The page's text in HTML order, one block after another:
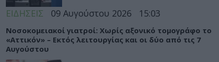
ΕΙΔΗΣΕΙΣ 09 Αυγούστου 2026 15:03
Νοσοκομειακοί γιατροί: Χωρίς αξονικό τομογράφο το
«Αττικόν» – Εκτός λειτουργίας και οι δύο από τις 7
Αυγούστου